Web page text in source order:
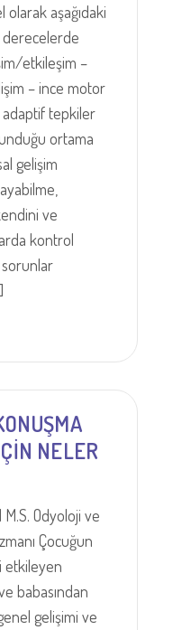
olarak aşağıdaki
derecelerde
etkileşim –
– ince motor
tepkiler
ortama
gelişim
ve
kontrol
NELER
Odyoloji ve
Çocuğun
etkileyen
babasından
gelişimi ve